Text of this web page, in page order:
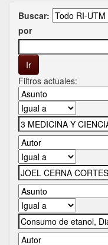
Buscar:
por
Filtros actuales: